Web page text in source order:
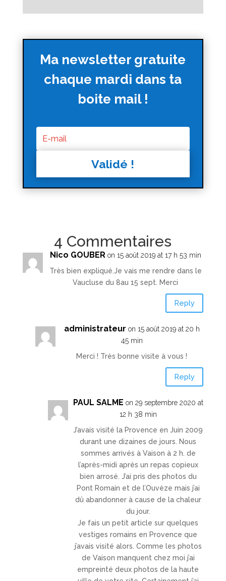
Ma newsletter gratuite
chaque mardi dans ta
boite mail !
Validé !
4 Commentaires
Nico GOUBER on 15 août 2019 at 17 h 53 min
Très bien expliqué.Je vais me rendre dans le
Vaucluse du 8au 15 sept. Merci
Reply
administrateur on 15 août 2019 at 20 h
45 min
Merci ! Très bonne visite à vous !
Reply
PAUL SALME on 29 septembre 2020 at
12 h 38 min
J’avais visité la Provence en Juin 2009
durant une dizaines de jours. Nous
sommes arrivés à Vaison à 2 h. de
l’après-midi après un repas copieux
bien arrosé. J’ai pris des photos du
Pont Romain et de l’Ouvèze mais j’ai
dû abandonner à cause de la chaleur
du jour.
Je fais un petit article sur quelques
vestiges romains en Provence que
j’avais visité alors. Comme les photos
de Vaison manquent chez moi j’ai
empreinté deux photos de la haute